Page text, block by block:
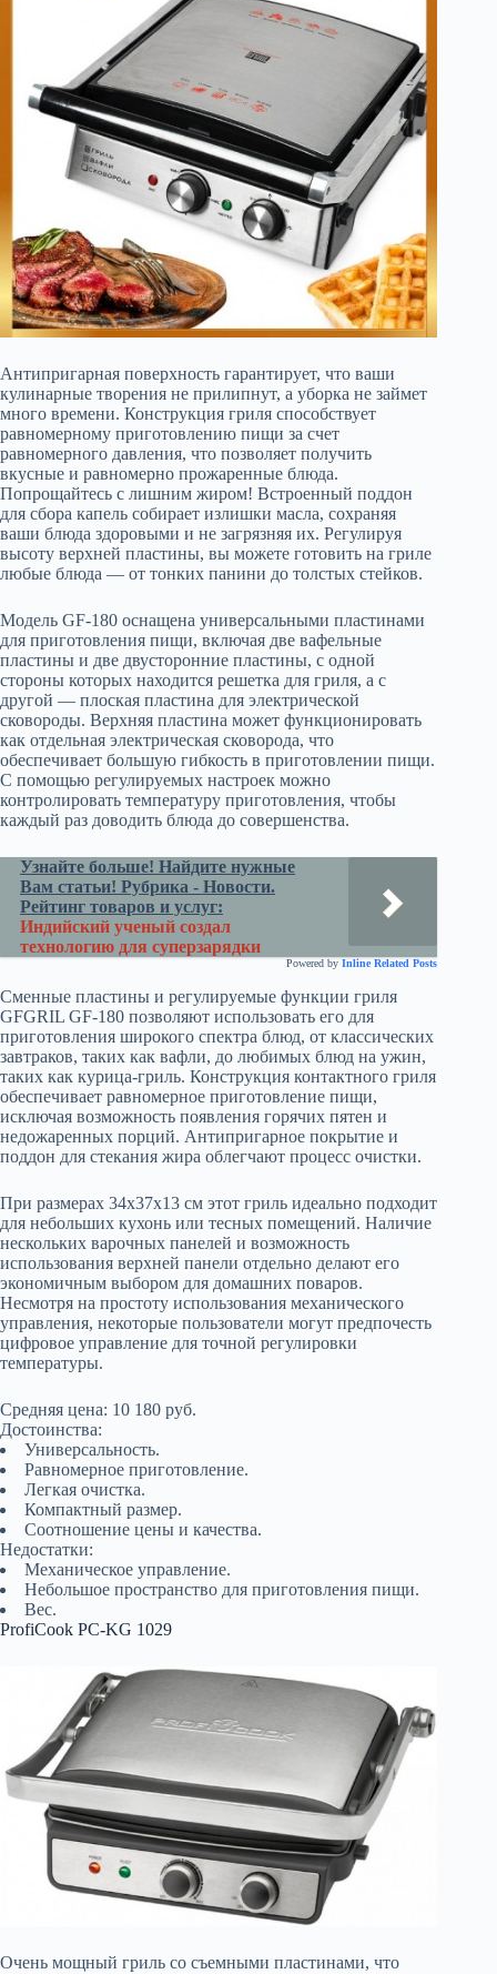
Антипригарная поверхность гарантирует, что ваши
кулинарные творения не прилипнут, а уборка не займет
много времени. Конструкция гриля способствует
равномерному приготовлению пищи за счет
равномерного давления, что позволяет получить
вкусные и равномерно прожаренные блюда.
Попрощайтесь с лишним жиром! Встроенный поддон
для сбора капель собирает излишки масла, сохраняя
ваши блюда здоровыми и не загрязняя их. Регулируя
высоту верхней пластины, вы можете готовить на гриле
любые блюда — от тонких панини до толстых стейков.
Модель GF-180 оснащена универсальными пластинами
для приготовления пищи, включая две вафельные
пластины и две двусторонние пластины, с одной
стороны которых находится решетка для гриля, а с
другой — плоская пластина для электрической
сковороды. Верхняя пластина может функционировать
как отдельная электрическая сковорода, что
обеспечивает большую гибкость в приготовлении пищи.
С помощью регулируемых настроек можно
контролировать температуру приготовления, чтобы
каждый раз доводить блюда до совершенства.
Узнайте больше! Найдите нужные
Вам статьи! Рубрика - Новости.
Рейтинг товаров и услуг:
Индийский ученый создал
технологию для суперзарядки
Powered by Inline Related Posts
Сменные пластины и регулируемые функции гриля
GFGRIL GF-180 позволяют использовать его для
приготовления широкого спектра блюд, от классических
завтраков, таких как вафли, до любимых блюд на ужин,
таких как курица-гриль. Конструкция контактного гриля
обеспечивает равномерное приготовление пищи,
исключая возможность появления горячих пятен и
недожаренных порций. Антипригарное покрытие и
поддон для стекания жира облегчают процесс очистки.
При размерах 34x37x13 см этот гриль идеально подходит
для небольших кухонь или тесных помещений. Наличие
нескольких варочных панелей и возможность
использования верхней панели отдельно делают его
экономичным выбором для домашних поваров.
Несмотря на простоту использования механического
управления, некоторые пользователи могут предпочесть
цифровое управление для точной регулировки
температуры.
Средняя цена: 10 180 руб.
Достоинства:
Универсальность.
Равномерное приготовление.
Легкая очистка.
Компактный размер.
Соотношение цены и качества.
Недостатки:
Механическое управление.
Небольшое пространство для приготовления пищи.
Вес.
ProfiCook PC-KG 1029
Очень мощный гриль со съемными пластинами, что